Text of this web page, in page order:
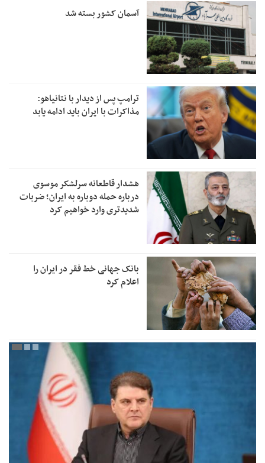
آسمان کشور بسته شد
ترامپ پس از دیدار با نتانیاهو:
مذاکرات با ایران باید ادامه یابد
هشدار قاطعانه سرلشکر موسوی
درباره حمله دوباره به ایران؛ ضربات
شدیدتری وارد خواهیم کرد
بانک جهانی خط فقر در ایران را
اعلام کرد